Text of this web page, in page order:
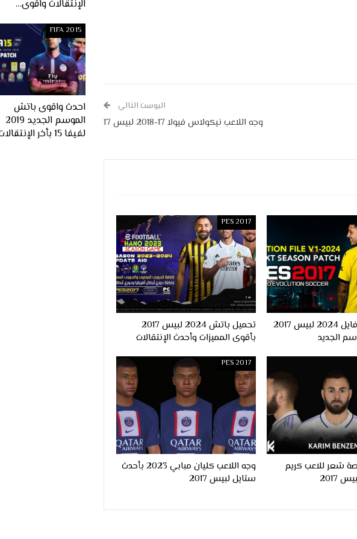
البوست التالي
وجه اللاعب نيكولاس فيولا 17-2018 لبيس 17
احدث اوبشن فايل 2024 لبيس 2017
الجديد
PES 2017
تحميل باتش 2024 لبيس 2017
بأقوى المميزات وأحدث الإنتقالات
شعر للاعب كريم
PES 2017
وجه اللاعب كليان مبابي 2023 بأحدث
ستايل لبيس 2017
الإنتقالات واقوى…
FIFA 2015
احدث واقوى باتش
الموسم الجديد 2019
لفيفا 15 بأخر الإنتقالات…